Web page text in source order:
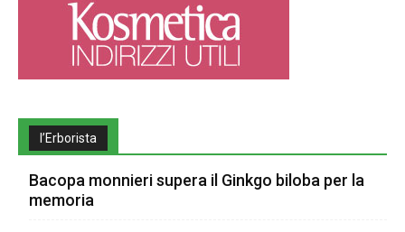
l’Erborista
Bacopa monnieri supera il Ginkgo biloba per la
memoria